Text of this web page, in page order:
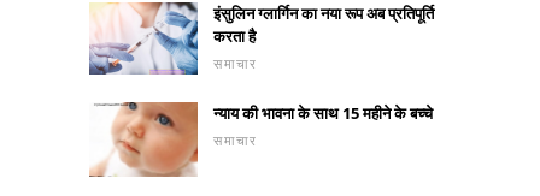
इंसुलिन ग्लार्गिन का नया रूप अब प्रतिपूर्ति
करता है
समाचार
न्याय की भावना के साथ 15 महीने के बच्चे
समाचार